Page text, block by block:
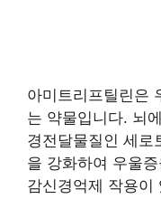
아미트리프틸린은
는 약물입니다. 뇌
경전달물질인 세로
을 강화하여 우울
감신경억제 작용이